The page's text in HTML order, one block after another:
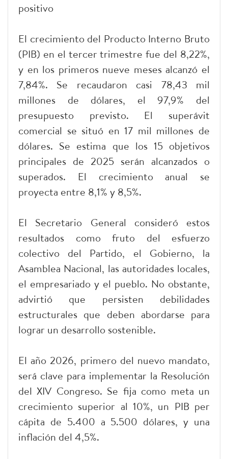
positivo
El crecimiento del Producto Interno Bruto
(PIB) en el tercer trimestre fue del 8,22%,
y en los primeros nueve meses alcanzó el
7,84%. Se recaudaron casi 78,43 mil
millones de dólares, el 97,9% del
presupuesto previsto. El superávit
comercial se situó en 17 mil millones de
dólares. Se estima que los 15 objetivos
principales de 2025 serán alcanzados o
superados. El crecimiento anual se
proyecta entre 8,1% y 8,5%.
El Secretario General consideró estos
resultados como fruto del esfuerzo
colectivo del Partido, el Gobierno, la
Asamblea Nacional, las autoridades locales,
el empresariado y el pueblo. No obstante,
advirtió que persisten debilidades
estructurales que deben abordarse para
lograr un desarrollo sostenible.
El año 2026, primero del nuevo mandato,
será clave para implementar la Resolución
del XIV Congreso. Se fija como meta un
crecimiento superior al 10%, un PIB per
cápita de 5.400 a 5.500 dólares, y una
inflación del 4,5%.